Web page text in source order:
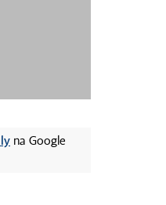
na Google